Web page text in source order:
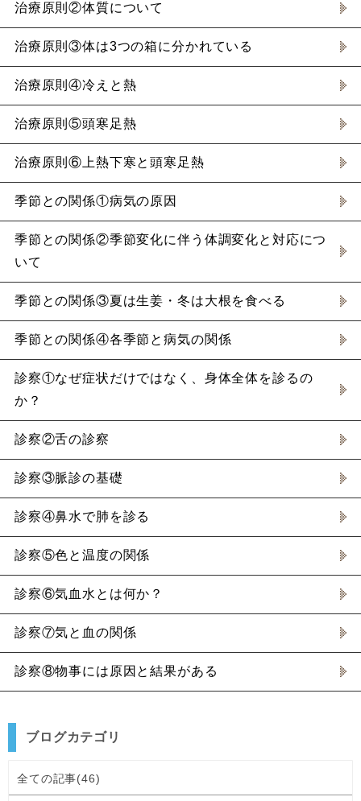
治療原則②体質について
治療原則③体は3つの箱に分かれている
治療原則④冷えと熱
治療原則⑤頭寒足熱
治療原則⑥上熱下寒と頭寒足熱
季節との関係①病気の原因
季節との関係②季節変化に伴う体調変化と対応につ
いて
季節との関係③夏は生姜・冬は大根を食べる
季節との関係④各季節と病気の関係
診察①なぜ症状だけではなく、身体全体を診るの
か？
診察②舌の診察
診察③脈診の基礎
診察④鼻水で肺を診る
診察⑤色と温度の関係
診察⑥気血水とは何か？
診察⑦気と血の関係
診察⑧物事には原因と結果がある
ブログカテゴリ
全ての記事(46)